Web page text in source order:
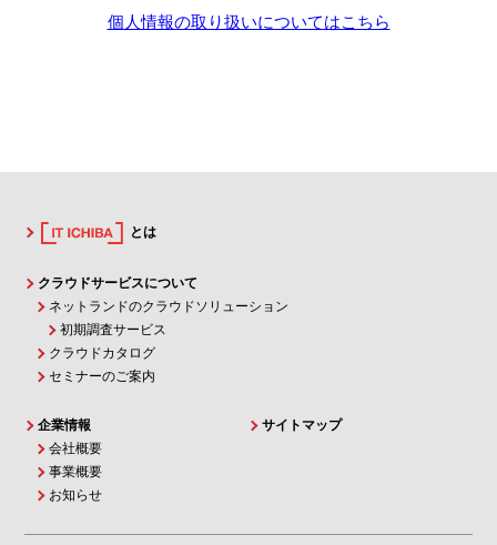
個人情報の取り扱いについてはこちら
とは
クラウドサービスについて
ネットランドのクラウドソリューション
初期調査サービス
クラウドカタログ
セミナーのご案内
企業情報
会社概要
事業概要
お知らせ
サイトマップ